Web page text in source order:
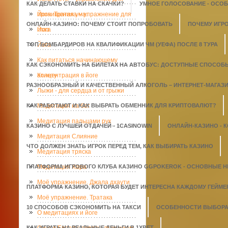
КАК ДЕЛАТЬ СТАВКИ НА СКАЧКИ? УМНОЕ ГОЛОСОВАНИЕ -
ОНЛАЙН-КАЗИНО: ПОЧЕМУ СТОИТ ПОПРОБОВАТЬ ПОЧЕМУ
ТОП БОМБАРДИРОВ НА КВАЛИФИКАЦИИ ЧМ (УЕФА) ПОСЛЕ 8 ТУРА
КАК СЭКОНОМИТЬ НА БИЛЕТАХ НА АВТОБУС: ДОСТУПНЫЕ
РАЗНООБРАЗНЫЙ И КАЧЕСТВЕННЫЙ АЛКОГОЛЬ – ИНТЕРНЕТ-
КАК РАБОТАЮТ И КАК ВЫБРАТЬ ОБМЕННИК ДЛЯ КРИПТОВАЛЮТ?
КАЗИНО С ЛУЧШЕЙ ОТДАЧЕЙ - 1СASINOWIN ОНЛАЙН-КАЗИНО -
ЧТО ДОЛЖЕН ЗНАТЬ ИГРОК ПЕРЕД ТЕМ, КАК ВЫБИРАТЬ КАЗИНО
ПЛАТФОРМА ИГРОВОГО КЛУБА КАЗИНО GGPOKEROK -
ПЛАТФОРМА КАЗИНО, КОТОРАЯ БУДЕТ ИНТЕРЕСНА КАЖДОМУ
10 СПОСОБОВ СЭКОНОМИТЬ НА ТАКСИ ОСОБЕННОСТИ
прочищения ума.
Йога. Тратака – упражнение для
глаз
Йога
Йога
Как питаться начинающему
атлету
Концентрация в йоге
Лыжи - для сердца и от грыжи
Медитация на бег
Медитация пальцами рук
Медитация Слияние
Медитация тряска
Медитация Хара
Моё упражнение. Джала дхаути
Моё упражнение. Тратака
О медитациях и йоге